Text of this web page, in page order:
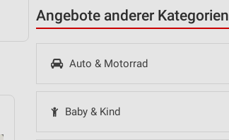
Angebote anderer Kategorien
Auto & Motorrad
Baby & Kind